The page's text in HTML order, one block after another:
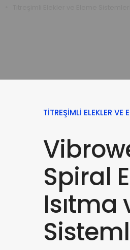
TITREŞIMLI ELEKLER VE
Spiral
Isıtma